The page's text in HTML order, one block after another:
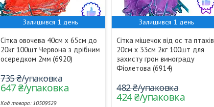
Залишився 1 день
Сітка овочева 40см х 65см до
20кг 100шт Червона з дрібним
осередком 2мм (6920)
735 ₴/упаковка
647 ₴/упаковка
10509529
Залишився 1 день
Сітка мішечок від ос та птахів
20см х 33см 2кг 100шт для
захисту грон винограду
Фіолетова (6914)
482 ₴/упаковка
424 ₴/упаковка